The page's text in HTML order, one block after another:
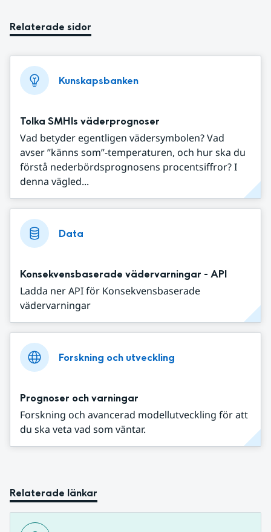
Relaterade sidor
Kunskapsbanken
Tolka SMHIs väderprognoser
Vad betyder egentligen vädersymbolen? Vad
avser ”känns som”-temperaturen, och hur ska du
förstå nederbördsprognosens procentsiffror? I
denna vägled...
Data
Konsekvensbaserade vädervarningar - API
Ladda ner API för Konsekvensbaserade
vädervarningar
Forskning och utveckling
Prognoser och varningar
Forskning och avancerad modellutveckling för att
du ska veta vad som väntar.
Relaterade länkar